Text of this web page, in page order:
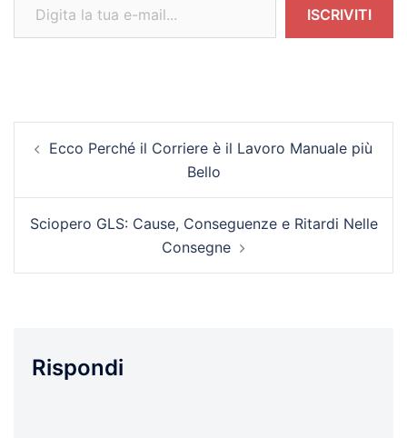
ISCRIVITI
articolo
Ecco Perché il Corriere è il Lavoro Manuale più
Bello
Sciopero GLS: Cause, Conseguenze e Ritardi Nelle
Consegne
Rispondi